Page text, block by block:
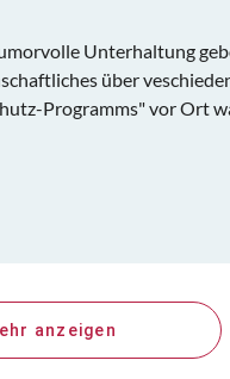
Unterhaltung
über
Programms" vor Ort
anzeigen